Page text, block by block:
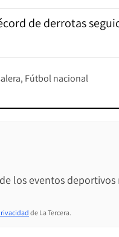
de derrotas
Fútbol nacional
los eventos
de La Tercera.